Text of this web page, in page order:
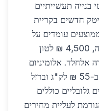
בנייה תעשייתיים
חדשים בקריית
עומדים על
3,200 ₪ לטון לפלדה שחורה, 4,500 ₪ לטון
לפלדה אלחלד. אלומיניום
נמכר ב-28 ₪ לק"ג, נחושת ב-55 ₪ לק"ג וברזל
גורמים גלובליים כוללים
לעליית מחירים